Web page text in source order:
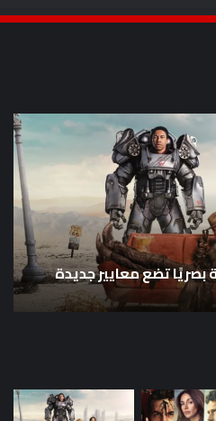
تضع معايير جديدة